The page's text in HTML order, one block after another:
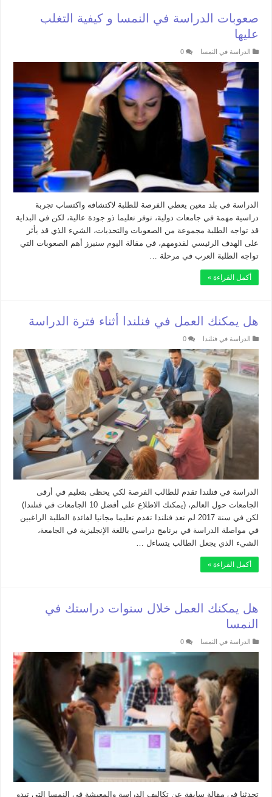
صعوبات الدراسة في النمسا و كيفية التغلب
عليها
الدراسة في النمسا 0
الدراسة في بلد معين يعطي الفرصة للطلبة لاكتشافه واكتساب تجربة
دراسية مهمة في جامعات دولية، توفر تعليما ذو جودة عالية، لكن في البداية
قد تواجه الطلبة مجموعة من الصعوبات والتحديات، الشيء الذي قد يأثر
على الهدف الرئيسي لقدومهم، في مقالة اليوم سنبرز أهم الصعوبات التي
تواجه الطلبة العرب في مرحلة …
أكمل القراءة »
هل يمكنك العمل في فنلندا أثناء فترة الدراسة
الدراسة في فنلندا 0
الدراسة في فنلندا تقدم للطالب الفرصة لكي يحظى بتعليم في أرقى
الجامعات حول العالم، (يمكنك الاطلاع على أفضل 10 الجامعات في فنلندا)
لكن في سنة 2017 لم تعد فنلندا تقدم تعليما مجانيا لفائدة الطلبة الراغبين
في مواصلة الدراسة في برنامج دراسي باللغة الإنجليزية في الجامعة،
الشيء الذي يجعل الطالب يتساءل …
أكمل القراءة »
هل يمكنك العمل خلال سنوات دراستك في
النمسا
الدراسة في النمسا 0
تحدثنا في مقالة سابقة عن تكاليف الدراسة والمعيشة في النمسا التي تبدو